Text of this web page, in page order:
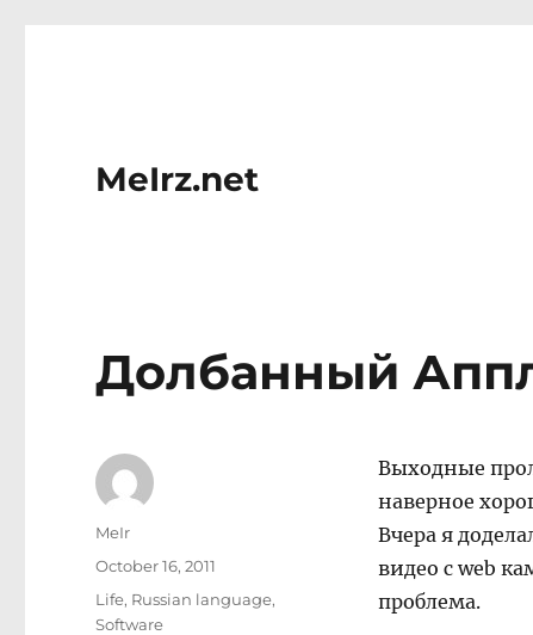
MeIrz.net
Долбанный
Выходные
наверное
Вчера я
видео с web
проблема.
Author
MeIr
Posted
on
October 16, 2011
Categories
Life, Russian language,
Software